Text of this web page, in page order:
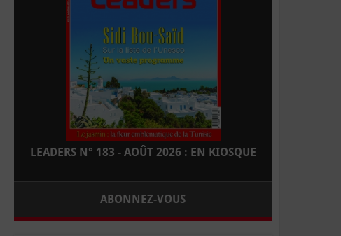
LEADERS N° 183 - AOÛT 2026 : EN KIOSQUE
ABONNEZ-VOUS